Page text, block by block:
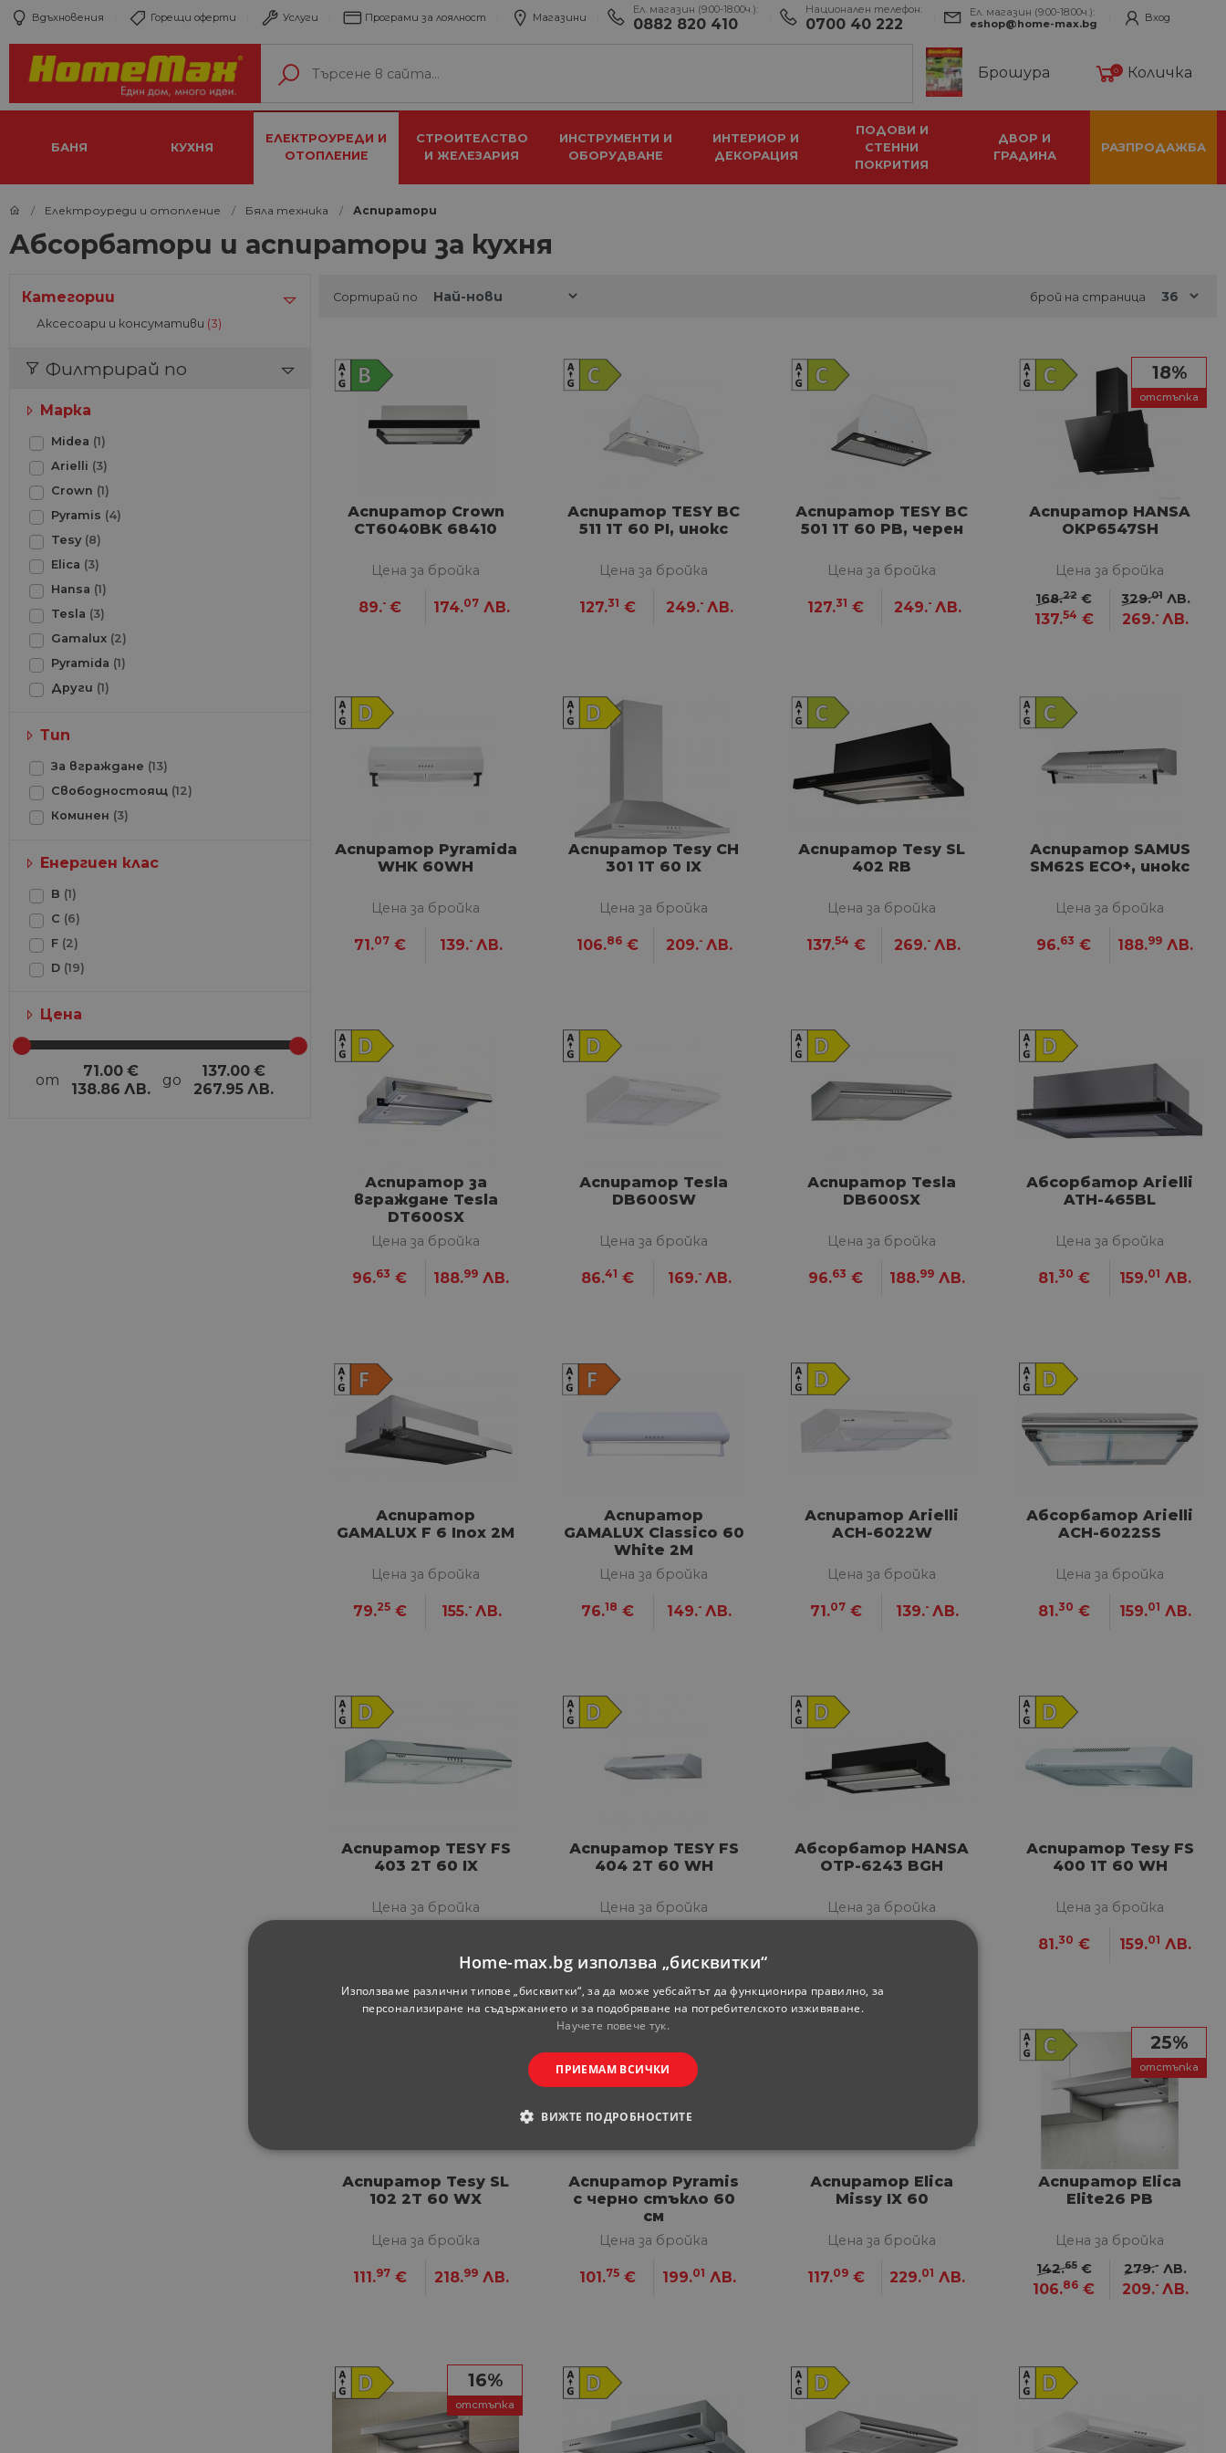
Вдъхновения Горещи оферти Услуги Програми за лоялност Магазини
Ел. магазин (9:00-18:00ч.):
0882 820 410
Национален телефон:
0700 40 222
Ел. магазин (9:00-18:00ч.):
eshop@home-max.bg
Вход
Брошура 0 Количка
БАНЯ КУХНЯ
ЕЛЕКТРОУРЕДИ И
ОТОПЛЕНИЕ
СТРОИТЕЛСТВО
И ЖЕЛЕЗАРИЯ
ИНСТРУМЕНТИ И
ОБОРУДВАНЕ
ИНТЕРИОР И
ДЕКОРАЦИЯ
ПОДОВИ И
СТЕННИ
ПОКРИТИЯ
ДВОР И
ГРАДИНА
РАЗПРОДАЖБА
Електроуреди и отопление Бяла техника Аспиратори
Абсорбатори и аспиратори за кухня
Категории
Аксесоари и консумативи (3)
Филтрирай по
Марка
Midea (1)
Arielli (3)
Crown (1)
Pyramis (4)
Tesy (8)
Elica (3)
Hansa (1)
Tesla (3)
Gamalux (2)
Pyramida (1)
Други (1)
Тип
За вграждане (13)
Свободностоящ (12)
Коминен (3)
Енергиен клас
B (1)
С (6)
F (2)
D (19)
Цена
от
71.00 €
138.86 ЛВ.
до
137.00 €
267.95 ЛВ.
Сортирай по брой на страница
Аспиратор Crown
CT6040BK 68410
Цена за бройка
89.- € 174.07 ЛВ.
Аспиратор TESY BC
511 1T 60 PI, инокс
Цена за бройка
127.31 € 249.- ЛВ.
Аспиратор TESY BC
501 1T 60 PB, черен
Цена за бройка
127.31 € 249.- ЛВ.
18%
отстъпка
Аспиратор HANSA
OKP6547SH
Цена за бройка
168.22 €
137.54 €
329.01 ЛВ.
269.- ЛВ.
Аспиратор Pyramida
WHK 60WH
Цена за бройка
71.07 € 139.- ЛВ.
Aспиратор Tesy CH
301 1T 60 IX
Цена за бройка
106.86 € 209.- ЛВ.
Аспиратор Tesy SL
402 RB
Цена за бройка
137.54 € 269.- ЛВ.
Аспиратор SAMUS
SM62S ECO+, инокс
Цена за бройка
96.63 € 188.99 ЛВ.
Аспиратор за
вграждане Tesla
DT600SX
Цена за бройка
96.63 € 188.99 ЛВ.
Аспиратор Tesla
DB600SW
Цена за бройка
86.41 € 169.- ЛВ.
Аспиратор Tesla
DB600SX
Цена за бройка
96.63 € 188.99 ЛВ.
Абсорбатор Arielli
ATH-465BL
Цена за бройка
81.30 € 159.01 ЛВ.
Аспиратор
GAMALUX F 6 Inox 2M
Цена за бройка
79.25 € 155.- ЛВ.
Аспиратор
GAMALUX Classico 60
White 2M
Цена за бройка
76.18 € 149.- ЛВ.
Аспиратор Arielli
ACH-6022W
Цена за бройка
71.07 € 139.- ЛВ.
Абсорбатор Arielli
ACH-6022SS
Цена за бройка
81.30 € 159.01 ЛВ.
Аспиратор TESY FS
403 2T 60 IX
Цена за бройка
Аспиратор TESY FS
404 2T 60 WH
Цена за бройка
Абсорбатор HANSA
OTP-6243 BGH
Цена за бройка
Аспиратор Tesy FS
400 1T 60 WH
Цена за бройка
81.30 € 159.01 ЛВ.
Аспиратор Tesy SL
102 2T 60 WX
Цена за бройка
111.97 € 218.99 ЛВ.
Аспиратор Pyramis
с черно стъкло 60
см
Цена за бройка
101.75 € 199.01 ЛВ.
Аспиратор Elica
Missy IX 60
Цена за бройка
117.09 € 229.01 ЛВ.
25%
отстъпка
Аспиратор Elica
Elite26 PB
Цена за бройка
142.65 €
106.86 €
279.- ЛВ.
209.- ЛВ.
16%
отстъпка
Home-max.bg използва „бисквитки“
Използваме различни типове „бисквитки“, за да може уебсайтът да функционира правилно, за
персонализиране на съдържанието и за подобряване на потребителското изживяване.
Научете повече тук.
ПРИЕМАМ ВСИЧКИ
ВИЖТЕ ПОДРОБНОСТИТЕ
НЕКЛАСИФИЦИРАНИ
Строго необходими Статистически Маркетингoви Функционални Некласифицирани
Доставчик/
Домейн
Описание
Cloudflare
Inc.
.onesignal.com
Тази бисквитка се използва за разграничаване между хората и ботовете.
Това е от полза за уебсайта, за да се правят валидни отчети за
използването на техния уебсайт.